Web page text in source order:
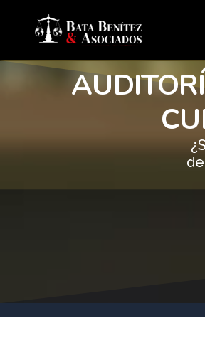
contenido